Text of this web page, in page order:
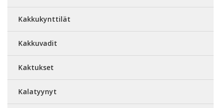
Kakkukynttilät
Kakkuvadit
Kaktukset
Kalatyynyt